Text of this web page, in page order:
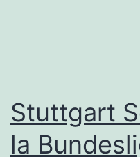
Stuttgart
la